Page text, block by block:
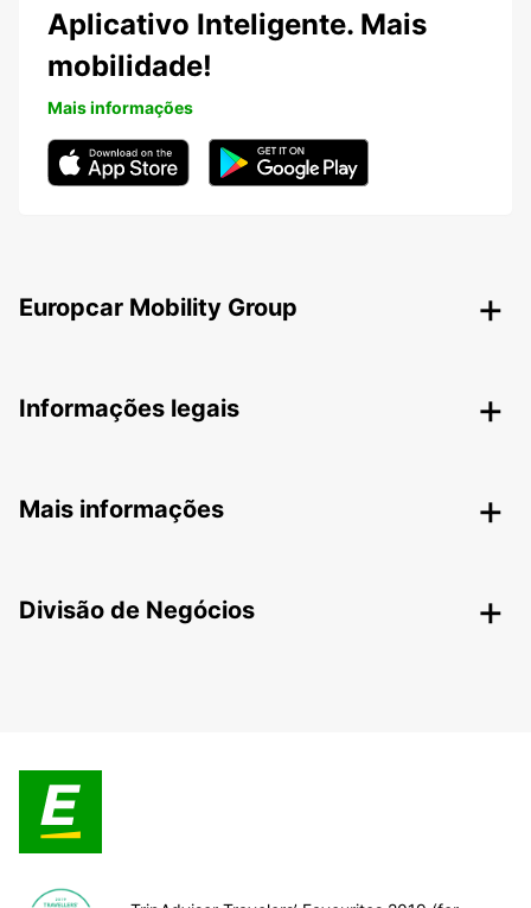
Aplicativo Inteligente. Mais
mobilidade!
Mais informações
Europcar Mobility Group
Informações legais
Mais informações
Divisão de Negócios